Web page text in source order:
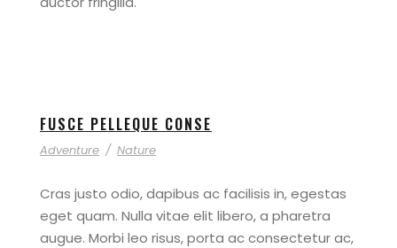
FUSCE PELLEQUE CONSE
Adventure / Nature
Cras justo odio, dapibus ac facilisis in, egestas
eget quam. Nulla vitae elit libero, a pharetra
augue. Morbi leo risus, porta ac consectetur ac,